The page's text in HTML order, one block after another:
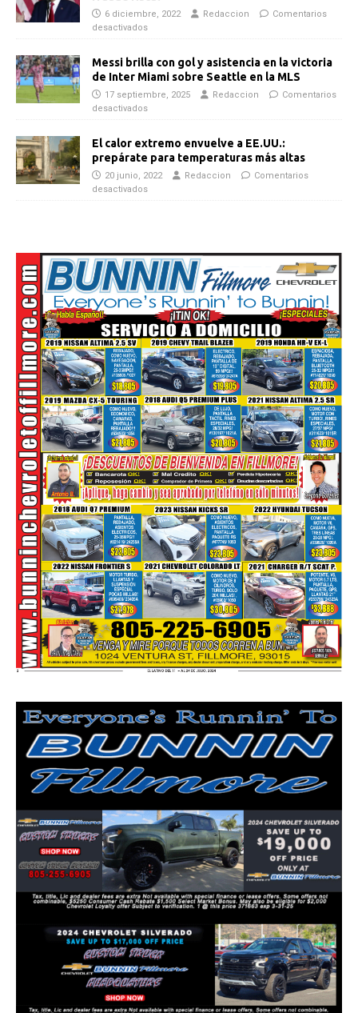
6 diciembre, 2022 Redaccion
Comentarios
desactivados
Messi brilla con gol y asistencia en la victoria
de Inter Miami sobre Seattle en la MLS
17 septiembre, 2025 Redaccion
Comentarios
desactivados
El calor extremo envuelve a EE.UU.:
prepárate para temperaturas más altas
20 junio, 2022 Redaccion
Comentarios
desactivados